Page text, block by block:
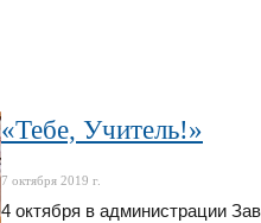
«Тебе, Учитель!»
7 октября 2019 г.
4 октября в администрации